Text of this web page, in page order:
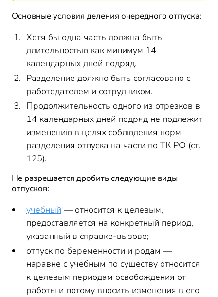
Основные условия деления очередного отпуска:
Хотя бы одна часть должна быть
длительностью как минимум 14
календарных дней подряд.
Разделение должно быть согласовано с
работодателем и сотрудником.
Продолжительность одного из отрезков в
14 календарных дней подряд не подлежит
изменению в целях соблюдения норм
разделения отпуска на части по ТК РФ (ст.
125).
Не разрешается дробить следующие виды
отпусков:
учебный — относится к целевым,
предоставляется на конкретный период,
указанный в справке-вызове;
отпуск по беременности и родам —
наравне с учебным по существу относится
к целевым периодам освобождения от
работы и потому вносить изменения в его